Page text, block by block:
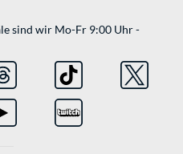
sind wir Mo-Fr 9:00 Uhr -